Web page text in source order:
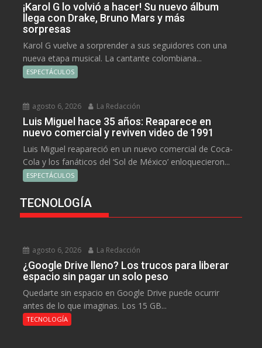
¡Karol G lo volvió a hacer! Su nuevo álbum
llega con Drake, Bruno Mars y más
sorpresas
Karol G vuelve a sorprender a sus seguidores con una
nueva etapa musical. La cantante colombiana...
ESPECTÁCULOS
agosto 6, 2026 La Redacción
Luis Miguel hace 35 años: Reaparece en
nuevo comercial y reviven video de 1991
Luis Miguel reapareció en un nuevo comercial de Coca-
Cola y los fanáticos del ‘Sol de México’ enloquecieron...
ESPECTÁCULOS
TECNOLOGÍA
agosto 6, 2026 La Redacción
¿Google Drive lleno? Los trucos para liberar
espacio sin pagar un solo peso
Quedarte sin espacio en Google Drive puede ocurrir
antes de lo que imaginas. Los 15 GB...
TECNOLOGÍA